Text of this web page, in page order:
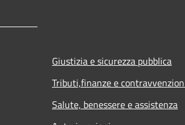
Giustizia e sicurezza pubblica
Tributi,finanze e
Salute, benessere e assistenza